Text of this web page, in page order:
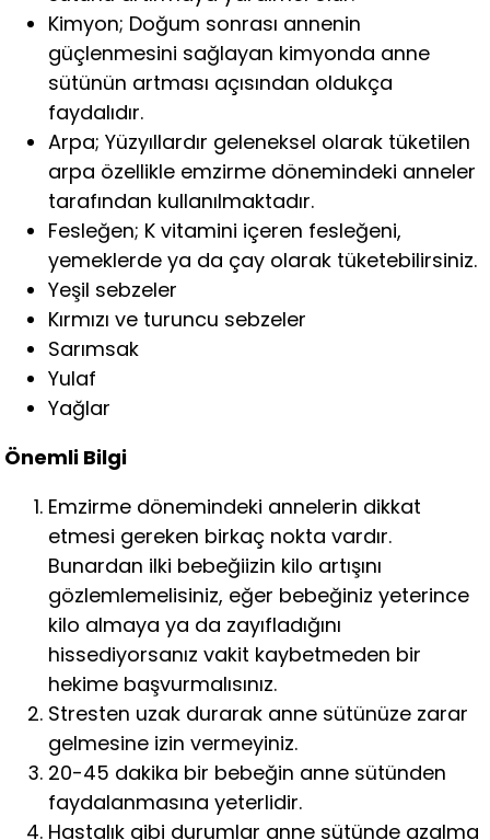
Kimyon; Doğum sonrası annenin
güçlenmesini sağlayan kimyonda anne
sütünün artması açısından oldukça
faydalıdır.
Arpa; Yüzyıllardır geleneksel olarak tüketilen
arpa özellikle emzirme dönemindeki anneler
tarafından kullanılmaktadır.
Fesleğen; K vitamini içeren fesleğeni,
yemeklerde ya da çay olarak tüketebilirsiniz.
Yeşil sebzeler
Kırmızı ve turuncu sebzeler
Sarımsak
Yulaf
Yağlar
Önemli Bilgi
Emzirme dönemindeki annelerin dikkat
etmesi gereken birkaç nokta vardır.
Bunardan ilki bebeğiizin kilo artışını
gözlemlemelisiniz, eğer bebeğiniz yeterince
kilo almaya ya da zayıfladığını
hissediyorsanız vakit kaybetmeden bir
hekime başvurmalısınız.
Stresten uzak durarak anne sütünüze zarar
gelmesine izin vermeyiniz.
20-45 dakika bir bebeğin anne sütünden
faydalanmasına yeterlidir.
Hastalık gibi durumlar anne sütünde azalma